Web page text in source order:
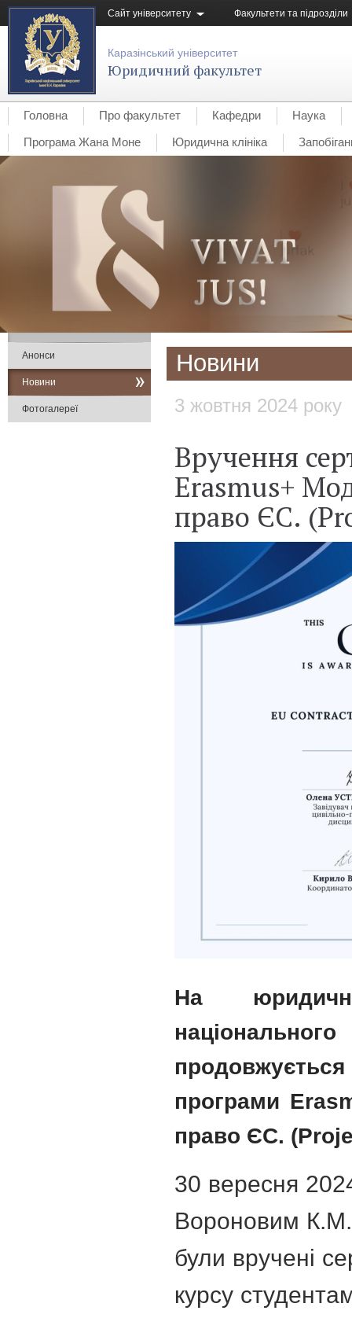
Сайт університету Факультети та підрозділи
Каразінський університет
Юридичний факультет
Головна Про факультет Кафедри
Наука
Програма Жана Моне
Юридична клініка
Новини
3 жовтня 2024 року
Вручення
Erasmus+
право ЄС.
На
програми
право ЄС.
30 вересня
Вороновим К.М.,
були вручені
курсу
Анонси
Новини
Фотогалереї